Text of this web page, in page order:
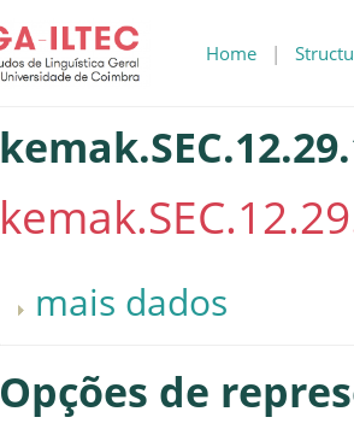
Home |
mais dados
Opções de